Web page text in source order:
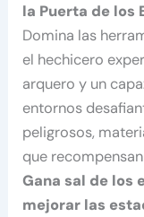
la Puerta de los
Domina las
el hechicero
arquero y un
entornos
peligrosos,
que
Gana sal de los
mejorar las